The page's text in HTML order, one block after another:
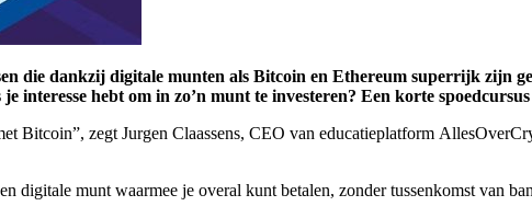
die dankzij digitale munten als Bitcoin en Ethereum superrijk zijn
interesse hebt om in zo’n munt te investeren? Een korte
Bitcoin”, zegt Jurgen Claassens, CEO van educatieplatform
munt waarmee je overal kunt betalen, zonder tussenkomst van